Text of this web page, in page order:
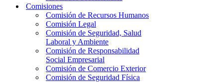
Comisiones
Comisión de Recursos Humanos
Comisión Legal
Comisión de Seguridad, Salud
Laboral y Ambiente
Comisión de Responsabilidad
Social Empresarial
Comisión de Comercio Exterior
Comisión de Seguridad Física